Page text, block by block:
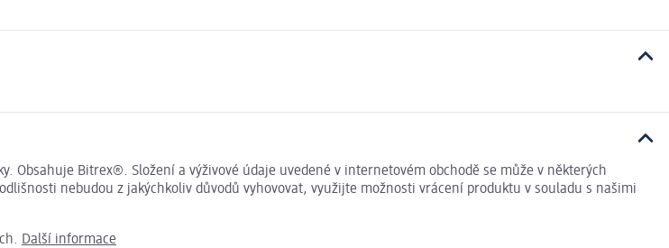
Obsahuje Bitrex®. Složení a výživové údaje uvedené v internetovém obchodě se může v některých
nebudou z jakýchkoliv důvodů vyhovovat, využijte možnosti vrácení produktu v souladu s našimi
Další informace